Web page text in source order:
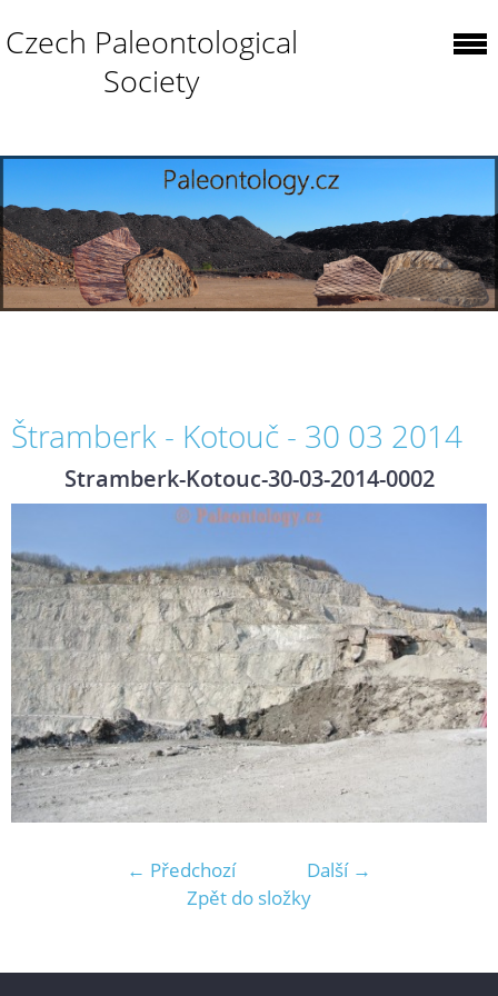
Czech Paleontological
Society
Štramberk - Kotouč - 30 03 2014
Stramberk-Kotouc-30-03-2014-0002
← Předchozí
Další →
Zpět do složky